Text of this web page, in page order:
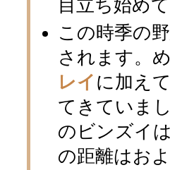
目立ち始め
この時季の
されます。
レイ に加え
てきていま
のビンズイ
の距離はお